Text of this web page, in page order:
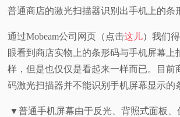
科
普
体
普通商店的激光扫描器识别出手机上的条
通过Mobeam公司网页（点击这儿）我们
眼看到商店实物上的条形码与手机屏幕上
样，但是也仅仅是看起来一样而已。目前
码激光扫描器并不能识别手机屏幕显示的
▼普通手机屏幕由于反光、背照式面板、